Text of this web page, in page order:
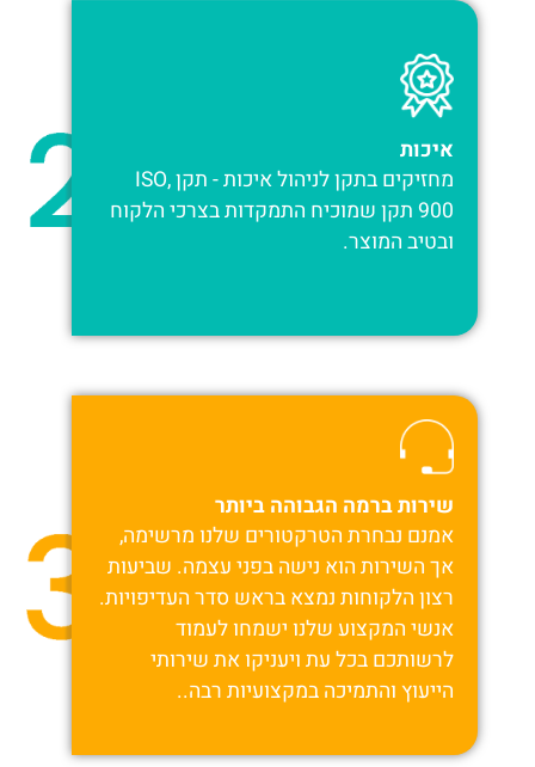
שירות ברמה הגבוהה ביותר
אמנם נבחרת הטרקטורים שלנו מרשימה,
אך השירות הוא נישה בפני עצמה. שביעות
רצון הלקוחות נמצא בראש סדר העדיפויות.
אנשי המקצוע שלנו ישמחו לעמוד
לרשותכם בכל עת ויעניקו את שירותי
הייעוץ והתמיכה במקצועיות רבה..
איכות
מחזיקים בתקן לניהול איכות - תקן ,ISO
900 תקן שמוכיח התמקדות בצרכי הלקוח
ובטיב המוצר.